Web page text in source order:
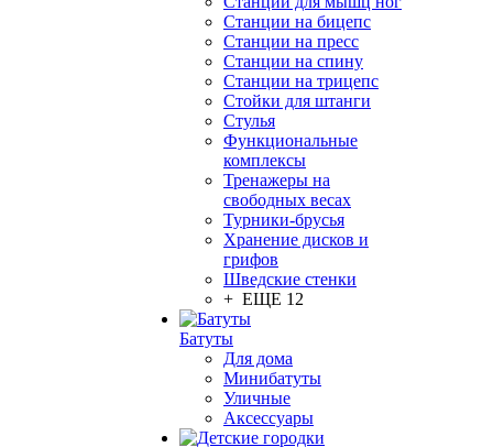
Станции на бицепс
Станции на пресс
Станции на спину
Станции на трицепс
Стойки для штанги
Стулья
Функциональные
комплексы
Тренажеры на
свободных весах
Турники-брусья
Хранение дисков и
грифов
Шведские стенки
+ ЕЩЕ 12
Батуты
Для дома
Минибатуты
Уличные
Аксессуары